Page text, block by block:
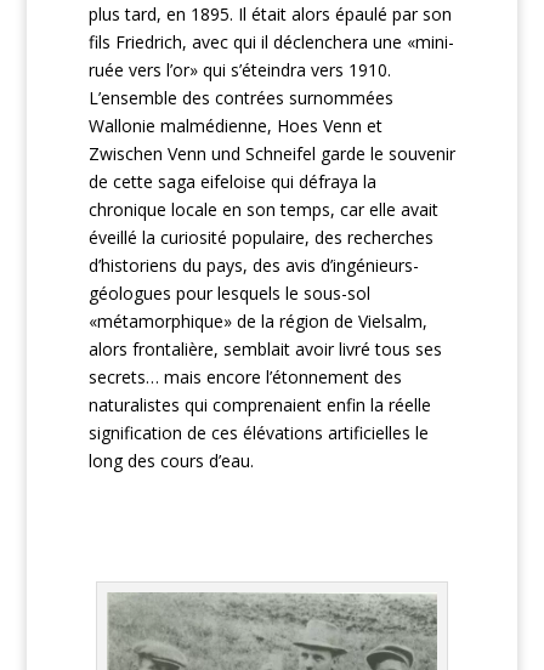
plus tard, en 1895. Il était alors épaulé par son
fils Friedrich, avec qui il déclenchera une «mini-
ruée vers l’or» qui s’éteindra vers 1910.
L’ensemble des contrées surnommées
Wallonie malmédienne, Hoes Venn et
Zwischen Venn und Schneifel garde le souvenir
de cette saga eifeloise qui défraya la
chronique locale en son temps, car elle avait
éveillé la curiosité populaire, des recherches
d’historiens du pays, des avis d’ingénieurs-
géologues pour lesquels le sous-sol
«métamorphique» de la région de Vielsalm,
alors frontalière, semblait avoir livré tous ses
secrets… mais encore l’étonnement des
naturalistes qui comprenaient enfin la réelle
signification de ces élévations artificielles le
long des cours d’eau.